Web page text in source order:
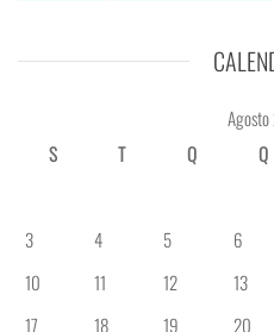
S
T Q Q
3
4 5 6
10
11 12 13
17
18 19 20